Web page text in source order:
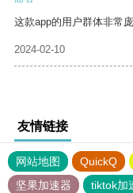
这款app的用户群体非常
2024-02-10
友情链接
网站地图 QuickQ
坚果加速器
tiktok加